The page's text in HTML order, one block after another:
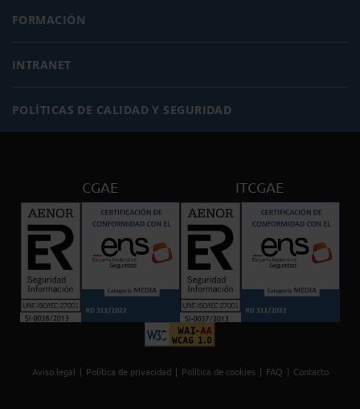
FORMACIÓN
INTRANET
POLÍTICAS DE CALIDAD Y SEGURIDAD
CGAE ITCGAE
Aviso legal Política de privacidad Política de cookies FAQ Contacto